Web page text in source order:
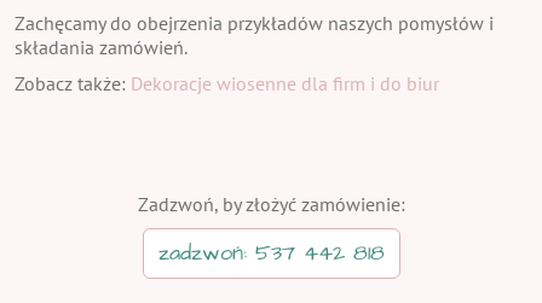
Zachęcamy do obejrzenia przykładów naszych pomysłów i
składania zamówień.
Zobacz także: Dekoracje wiosenne dla firm i do biur
Zadzwoń, by złożyć zamówienie:
zadzwoń: 537 442 818